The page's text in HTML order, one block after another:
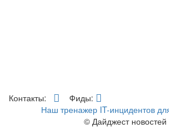
Контакты:
Фиды:
Наш тренажер IT-инцидентов
© Дайджест